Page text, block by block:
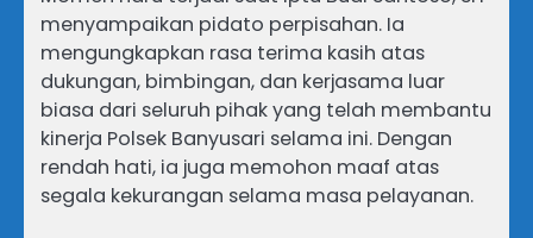
menyampaikan pidato perpisahan. Ia
mengungkapkan rasa terima kasih atas
dukungan, bimbingan, dan kerjasama luar
biasa dari seluruh pihak yang telah membantu
kinerja Polsek Banyusari selama ini. Dengan
rendah hati, ia juga memohon maaf atas
segala kekurangan selama masa pelayanan.